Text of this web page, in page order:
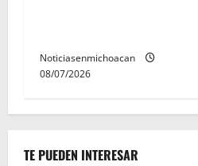
Noticiasenmichoacan
08/07/2026
TE PUEDEN INTERESAR